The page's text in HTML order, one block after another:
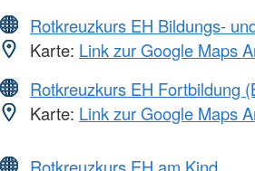
Rotkreuzkurs EH Bildungs-
Karte: Link zur Google Maps
Rotkreuzkurs EH Fortbildung
Karte: Link zur Google Maps